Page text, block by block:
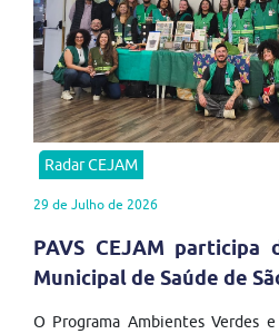
Radar CEJAM
29 de Julho de 2026
PAVS CEJAM participa
Municipal de Saúde de
O Programa Ambientes Verdes e